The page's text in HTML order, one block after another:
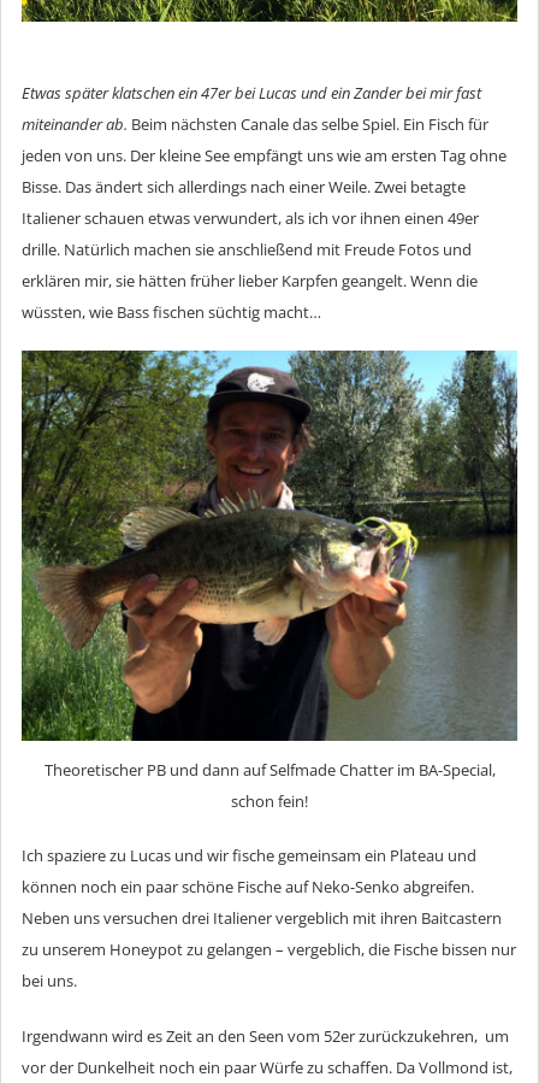
Etwas später klatschen ein 47er bei Lucas und ein Zander bei mir fast
miteinander ab. Beim nächsten Canale das selbe Spiel. Ein Fisch für
jeden von uns. Der kleine See empfängt uns wie am ersten Tag ohne
Bisse. Das ändert sich allerdings nach einer Weile. Zwei betagte
Italiener schauen etwas verwundert, als ich vor ihnen einen 49er
drille. Natürlich machen sie anschließend mit Freude Fotos und
erklären mir, sie hätten früher lieber Karpfen geangelt. Wenn die
wüssten, wie Bass fischen süchtig macht…
Theoretischer PB und dann auf Selfmade Chatter im BA-Special,
schon fein!
Ich spaziere zu Lucas und wir fische gemeinsam ein Plateau und
können noch ein paar schöne Fische auf Neko-Senko abgreifen.
Neben uns versuchen drei Italiener vergeblich mit ihren Baitcastern
zu unserem Honeypot zu gelangen – vergeblich, die Fische bissen nur
bei uns.
Irgendwann wird es Zeit an den Seen vom 52er zurückzukehren, um
vor der Dunkelheit noch ein paar Würfe zu schaffen. Da Vollmond ist,